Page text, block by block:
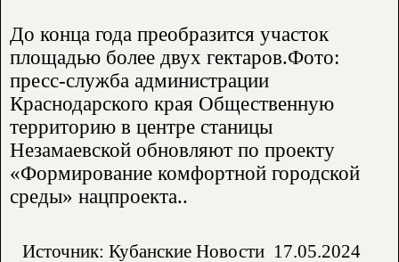
До конца года преобразится участок
площадью более двух гектаров.Фото:
пресс-служба администрации
Краснодарского края Общественную
территорию в центре станицы
Незамаевской обновляют по проекту
«Формирование комфортной городской
среды» нацпроекта..
Источник: Кубанские Новости 17.05.2024